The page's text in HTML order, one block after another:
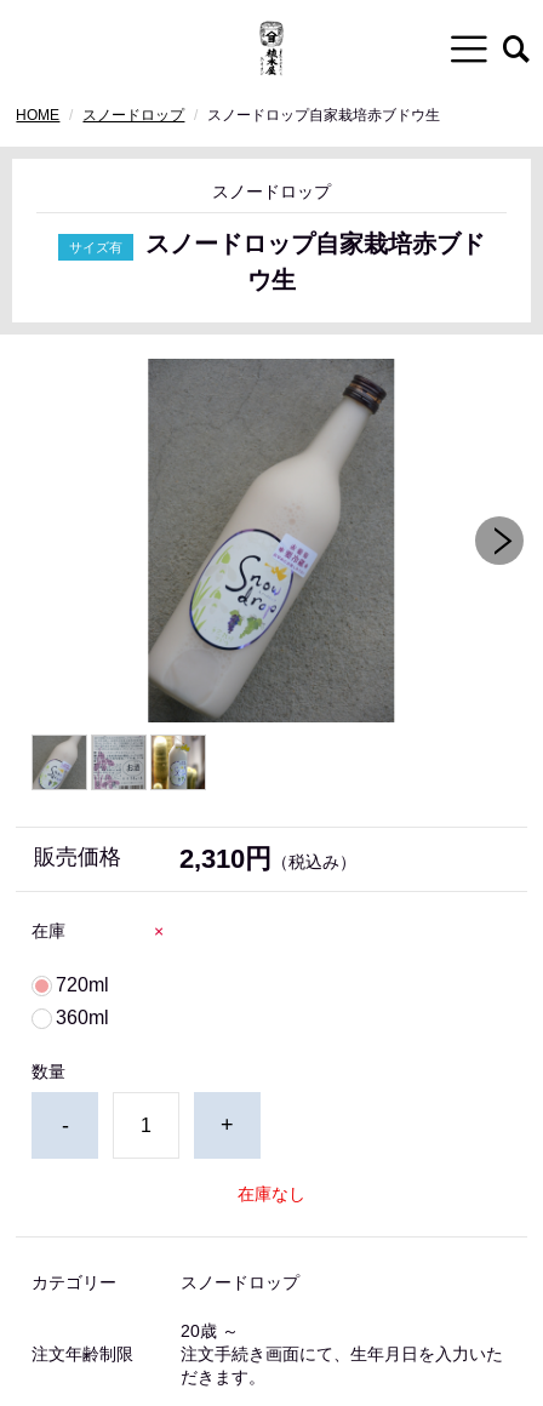
HOME スノードロップ スノードロップ自家栽培赤ブドウ生
スノードロップ
スノードロップ自家栽培赤ブド
ウ生
販売価格 2,310円 （税込み）
在庫 ×
720ml
360ml
数量
- +
在庫なし
カテゴリー スノードロップ
注文年齢制限
20歳 ～
注文手続き画面にて、生年月日を入力いた
だきます。